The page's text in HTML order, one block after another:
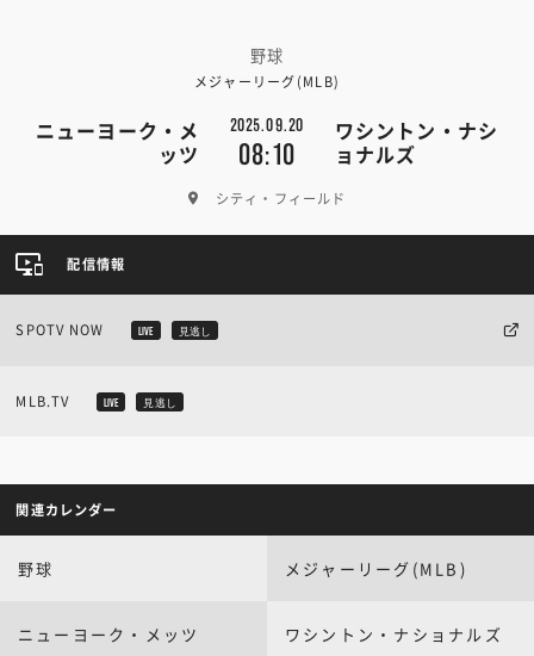
野球
メジャーリーグ(MLB)
ニューヨーク・メ
ッツ
2025.09.20
08:10
ワシントン・ナシ
ョナルズ
シティ・フィールド
配信情報
SPOTV NOW LIVE 見逃し
MLB.TV LIVE 見逃し
関連カレンダー
野球 メジャーリーグ(MLB)
ニューヨーク・メッツ ワシントン・ナショナルズ